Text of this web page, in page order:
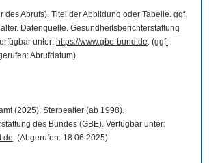
des Abrufs). Titel der Abbildung oder Tabelle. ggf.
Datenquelle. Gesundheitsberichterstattung
unter: https://www.gbe-bund.de. (ggf.
Abrufdatum)
(2025). Sterbealter (ab 1998).
des Bundes (GBE). Verfügbar unter:
. (Abgerufen: 18.06.2025)